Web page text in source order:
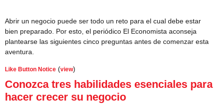
Abrir un negocio puede ser todo un reto para el cual debe estar
bien preparado. Por esto, el periódico El Economista aconseja
plantearse las siguientes cinco preguntas antes de comenzar esta
aventura.
Like Button Notice (view)
Conozca tres habilidades esenciales para
hacer crecer su negocio